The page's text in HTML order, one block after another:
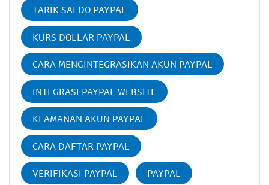
TARIK SALDO PAYPAL
KURS DOLLAR PAYPAL
CARA MENGINTEGRASIKAN AKUN PAYPAL
INTEGRASI PAYPAL WEBSITE
KEAMANAN AKUN PAYPAL
CARA DAFTAR PAYPAL
VERIFIKASI PAYPAL PAYPAL